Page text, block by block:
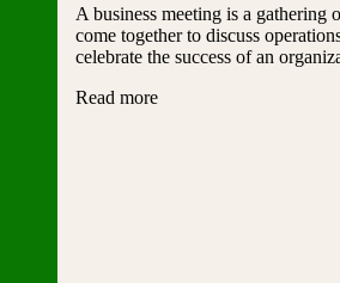
A business meeting is a gathering
come together to discuss
celebrate the success of an
Read more